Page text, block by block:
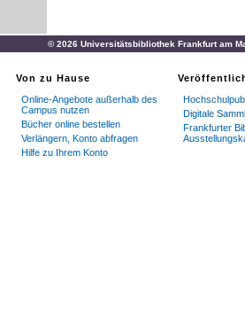
© 2026 Universitätsbibliothek Frankfurt am
Von zu Hause
Online-Angebote außerhalb des
Campus nutzen
Bücher online bestellen
Verlängern, Konto abfragen
Hilfe zu Ihrem Konto
Digitale
Frankfurter